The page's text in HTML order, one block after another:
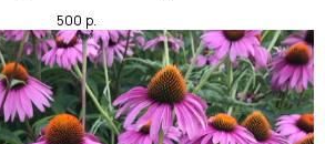
500 р.